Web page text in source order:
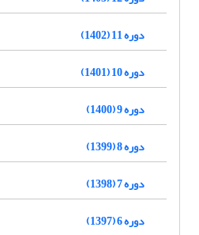
دوره 11 (1402)
دوره 10 (1401)
دوره 9 (1400)
دوره 8 (1399)
دوره 7 (1398)
دوره 6 (1397)